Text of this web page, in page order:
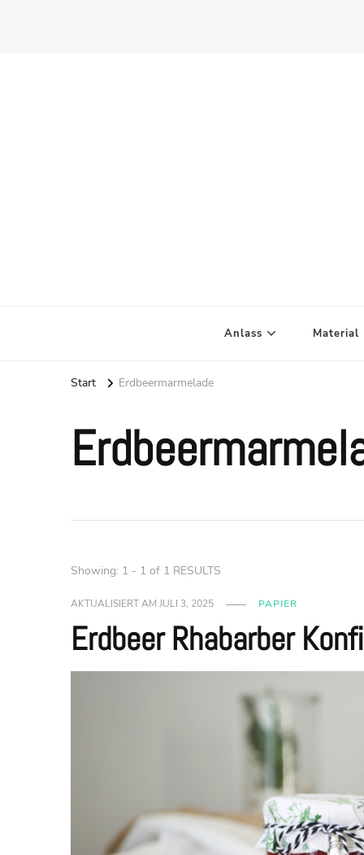
Anlass Material
Start Erdbeermarmelade
Showing: 1 - 1 of 1 RESULTS
AKTUALISIERT AMJULI 3, 2025 PAPIER
Erdbeer Rhabarber